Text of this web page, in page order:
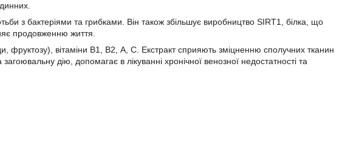
з бактеріями та грибками. Він також збільшує виробництво SIRT1, білка, що
продовженню життя.
фруктозу), вітаміни В1, В2, А, С. Екстракт сприяють зміцненню сполучних тканин
дію, допомагає в лікуванні хронічної венозної недостатності та